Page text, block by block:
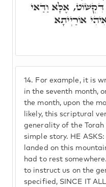
14. For example, it is
in the seventh month,
the month, upon the
likely, this scriptural
generality of the
simple story. HE
landed on this
had to rest
to instruct us on the
specified, SINCE IT
דִּקְשׁוֹט, אֶלָּא וַדַּאי
אוֹרַיְיתָא